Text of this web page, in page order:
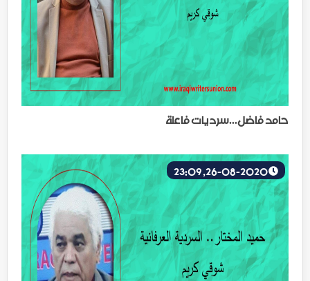
حامد فاضل...سرديات فاعلة